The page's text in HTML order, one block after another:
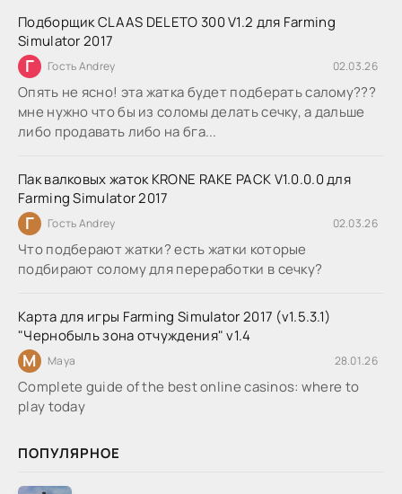
Подборщик CLAAS DELETO 300 V1.2 для Farming
Simulator 2017
Г Гость Andrey 02.03.26
Опять не ясно! эта жатка будет подберать салому???
мне нужно что бы из соломы делать сечку, а дальше
либо продавать либо на бга...
Пак валковых жаток KRONE RAKE PACK V1.0.0.0 для
Farming Simulator 2017
Г Гость Andrey 02.03.26
Что подберают жатки? есть жатки которые
подбирают солому для переработки в сечку?
Карта для игры Farming Simulator 2017 (v1.5.3.1)
"Чернобыль зона отчуждения" v1.4
M Maya 28.01.26
Complete guide of the best online casinos: where to
play today
ПОПУЛЯРНОЕ